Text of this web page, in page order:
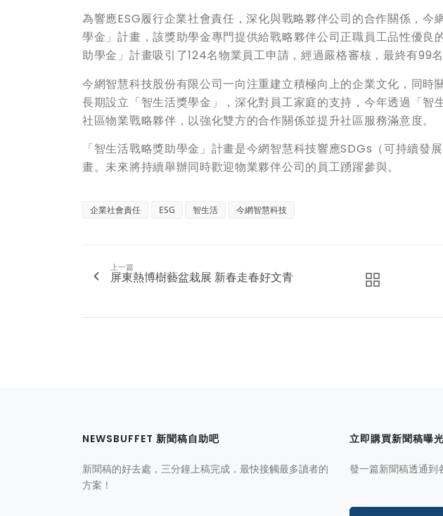
為響應ESG履行企業社會責任，深化與戰略夥伴公司的合作關係，今
學金」計畫，該獎助學金專門提供給戰略夥伴公司正職員工品性優良
助學金」計畫吸引了124名物業員工申請，經過嚴格審核，最終有99
今網智慧科技股份有限公司一向注重建立積極向上的企業文化，同時
長期設立「智生活獎學金」，深化對員工家庭的支持，今年透過「智
社區物業戰略夥伴，以強化雙方的合作關係並提升社區服務滿意度。
「智生活戰略獎助學金」計畫是今網智慧科技響應SDGs（可持續發
畫。未來將持續舉辦同時歡迎物業夥伴公司的員工踴躍參與。
企業社會責任 ESG 智生活 今網智慧科技
上一篇
屏東熱博樹藝盆栽展 新春走春好文青
NEWSBUFFET 新聞稿自助吧
新聞稿的好去處，三分鐘上稿完成，最快接觸最多讀者的
方案！
立即購買新聞稿曝光
發一篇新聞稿透通到